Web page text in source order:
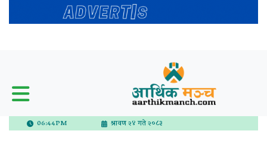
06:44PM श्रावण २४ गते २०८३